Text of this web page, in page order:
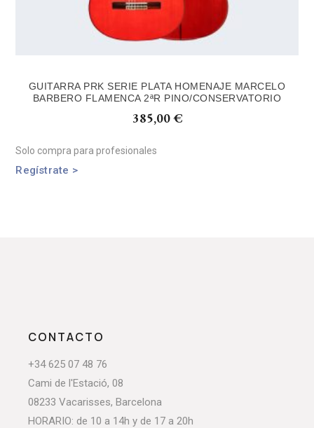
GUITARRA PRK SERIE PLATA HOMENAJE MARCELO
BARBERO FLAMENCA 2ªR PINO/CONSERVATORIO
385,00€
Solo compra para profesionales
Regístrate >
CONTACTO
+34 625 07 48 76
Cami de l'Estació, 08
08233 Vacarisses, Barcelona
HORARIO: de 10 a 14h y de 17 a 20h